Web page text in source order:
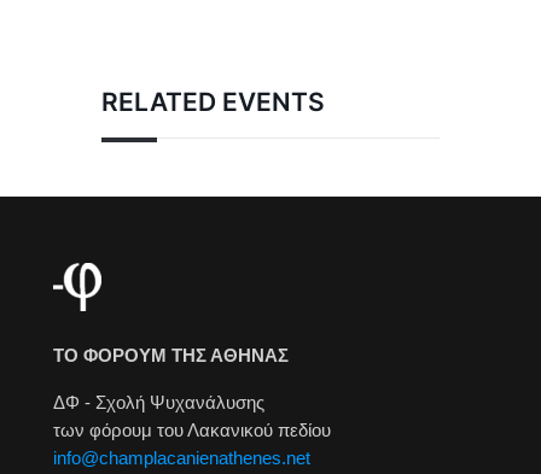
RELATED EVENTS
ΤΟ ΦΟΡΟΥΜ ΤΗΣ ΑΘΗΝΑΣ
ΔΦ - Σχολή Ψυχανάλυσης
των φόρουμ του Λακανικού πεδίου
info@champlacanienathenes.net